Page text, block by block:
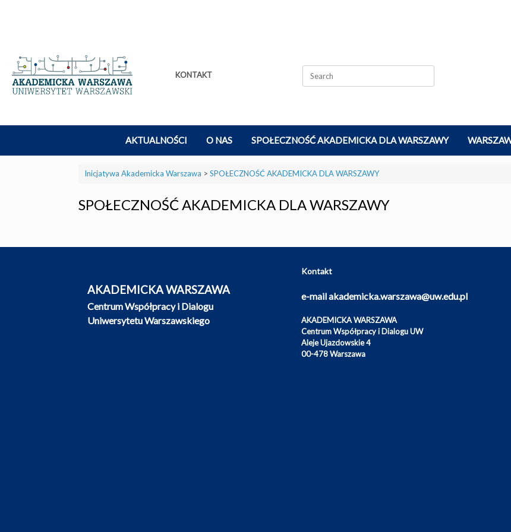
KONTAKT
for:
AKTUALNOŚCI O NAS SPOŁECZNOŚĆ AKADEMICKA DLA WARSZAWY
Inicjatywa Akademicka Warszawa > SPOŁECZNOŚĆ AKADEMICKA DLA WARSZAWY
SPOŁECZNOŚĆ AKADEMICKA DLA WARSZAWY
AKADEMICKA WARSZAWA
Centrum Współpracy i Dialogu
Uniwersytetu Warszawskiego
Kontakt
e-mailakademicka.warszawa@uw.edu.pl
AKADEMICKA WARSZAWA
Centrum Współpracy i Dialogu UW
Aleje Ujazdowskie 4
00-478 Warszawa